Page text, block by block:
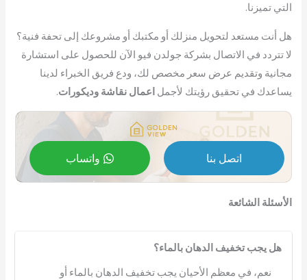
التي تميزنا.
هل أنت مستعد لتحويل منزلك أو مكتبك أو مشروعك إلى تحفة فنية؟
لا تتردد في الاتصال بشركة جولدن فيو الآن للحصول على استشارة
مجانية وتقديم عرض سعر مخصص لك، ودع فريق الخبراء لدينا
يساعدك في تحقيق رؤيتك لأجملاعمال نقاشة وديكورات.
اتصل بنا واتساب
الأسئلة الشائعة
هل يجب تخفيف الدهان بالماء؟
نعم، في معظم الأحيان يجب تخفيف الدهان بالماء أو